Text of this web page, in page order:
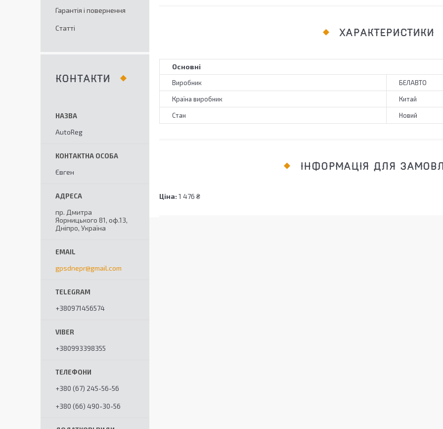
ХАРАКТЕРИСТИКИ
Основні
Виробник БЕЛАВТО
Країна виробник Китай
Стан Новий
ІНФОРМАЦІЯ ДЛЯ
Ціна: 1 476 ₴
Гарантія і повернення
Статті
КОНТАКТИ
AutoReg
Євген
пр. Дмитра
Яорницького 81, оф.13,
Дніпро, Україна
gpsdnepr@gmail.com
+380971456574
+380993398355
+380 (67) 245-56-56
+380 (66) 490-30-56